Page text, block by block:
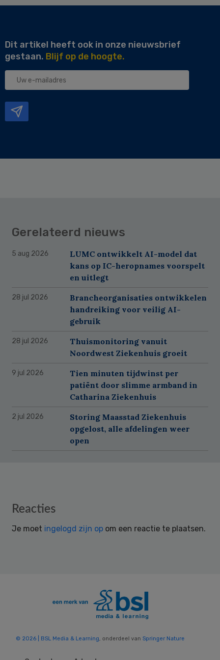
Dit artikel heeft ook in onze nieuwsbrief
gestaan. Blijf op de hoogte.
Uw
Gerelateerd nieuws
5 aug 2026
LUMC ontwikkelt AI-model dat
kans op IC-heropnames voorspelt
en uitlegt
28 jul 2026
Brancheorganisaties ontwikkelen
handreiking voor veilig AI-
gebruik
28 jul 2026
Thuismonitoring vanuit
Noordwest Ziekenhuis groeit
9 jul 2026
Tien minuten tijdwinst per
patiënt door slimme armband in
Catharina Ziekenhuis
2 jul 2026
Storing Maasstad Ziekenhuis
opgelost, alle afdelingen weer
open
Reader
Reacties
Je moet ingelogd zijn op om een reactie te plaatsen.
© 2026 | BSL Media & Learning, onderdeel van Springer Nature